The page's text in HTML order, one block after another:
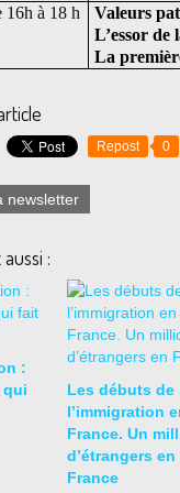
16h à 18 h
Valeurs
L’essor de
La
Repost 0
newsletter
:
:
qui
Les débuts de
l’immigration
France. Un
d’étrangers en
France